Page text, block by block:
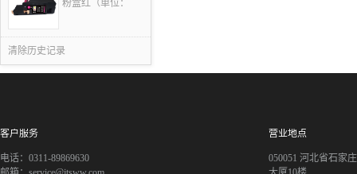
粉盒红（单位：
清除历史记录
客户服务
电话：0311-89869630
营业地点
050051 河北省石家